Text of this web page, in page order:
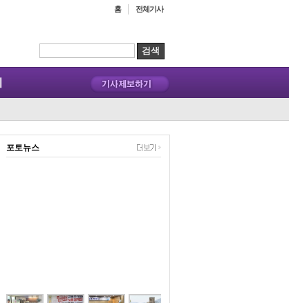
홈 전체기사
포토뉴스